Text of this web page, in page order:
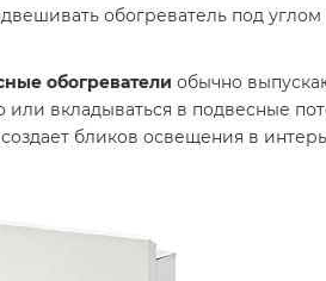
обогреватель под
обогреватели обычно
или вкладываться в подвесные
бликов освещения в